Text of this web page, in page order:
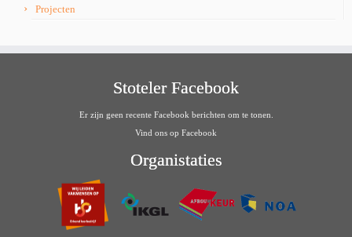
Projecten
Stoteler Facebook
Er zijn geen recente Facebook berichten om te tonen.
Vind ons op Facebook
Organistaties